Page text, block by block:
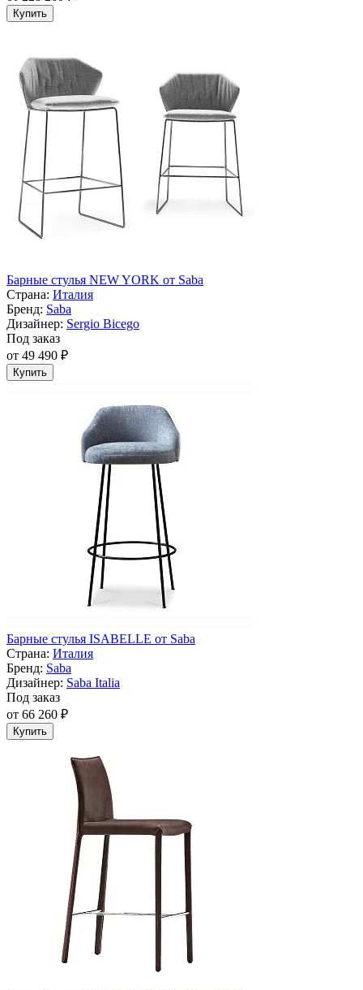
Купить
Барные стулья NEW YORK от Saba
Страна: Италия
Бренд: Saba
Дизайнер: Sergio Bicego
Под заказ
от 49 490 ₽
Купить
Барные стулья ISABELLE от Saba
Страна: Италия
Бренд: Saba
Дизайнер: Saba Italia
Под заказ
от 66 260 ₽
Купить